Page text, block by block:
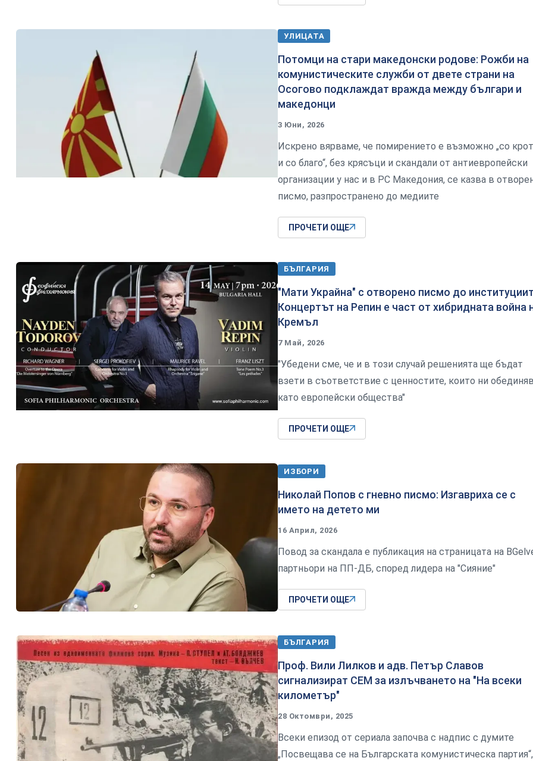
УЛИЦАТА
Потомци на стари македонски родове: Рожби на
комунистическите служби от двете страни на
Осогово подклаждат вражда между българи и
македонци
3 Юни, 2026
Искрено вярваме, че помирението е възможно „со
и со благо“, без крясъци и скандали от антиевропейски
организации у нас и в РС Македония, се казва в
писмо, разпространено до медиите
ПРОЧЕТИ ОЩЕ
БЪЛГАРИЯ
"Мати Украйна" с отворено писмо до
Концертът на Репин е част от хибридната война
Кремъл
7 Май, 2026
"Убедени сме, че и в този случай решенията ще бъдат
взети в съответствие с ценностите, които ни
като европейски общества"
ПРОЧЕТИ ОЩЕ
ИЗБОРИ
Николай Попов с гневно писмо: Изгавриха се с
името на детето ми
16 Април, 2026
Повод за скандала е публикация на страницата на
партньори на ПП-ДБ, според лидера на "Сияние"
ПРОЧЕТИ ОЩЕ
БЪЛГАРИЯ
Проф. Вили Лилков и адв. Петър Славов
сигнализират СЕМ за излъчването на "На всеки
километър"
28 Октомври, 2025
Всеки епизод от сериала започва с надпис с думите
„Посвещава се на Българската комунистическа партия“,